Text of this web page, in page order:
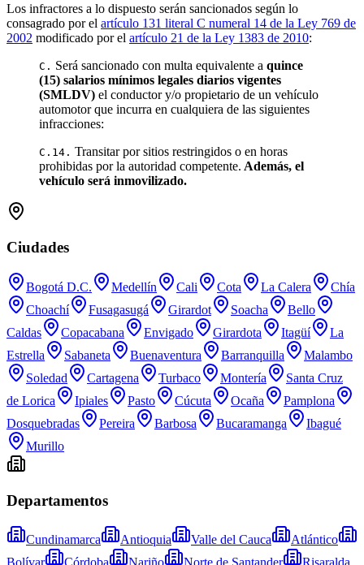
Los infractores a lo dispuesto serán sancionados según lo
consagrado por el artículo 131 literal C numeral 14 de la Ley 769 de
2002 modificado por el artículo 21 de la Ley 1383 de 2010:
C. Será sancionado con multa equivalente a quince
(15) salarios mínimos legales diarios vigentes
(SMLDV) el conductor y/o propietario de un vehículo
automotor que incurra en cualquiera de las siguientes
infracciones:
C.14. Transitar por sitios restringidos o en horas
prohibidas por la autoridad competente. Además, el
vehículo será inmovilizado.
Ciudades
Bogotá D.C. Medellín Cali Cota La Calera
Chía
Choachí
Fusagasugá Girardot Soacha
Bello
Caldas
Copacabana Envigado Girardota Itagüí
La
Estrella
Sabaneta Buenaventura Barranquilla
Malambo
Soledad
Cartagena Turbaco Montería
Santa Cruz
de Lorica
Ipiales Pasto Cúcuta Ocaña
Pamplona
Dosquebradas
Pereira Barbosa Bucaramanga
Ibagué
Murillo
Departamentos
Cundinamarca Antioquia Valle del Cauca
Atlántico